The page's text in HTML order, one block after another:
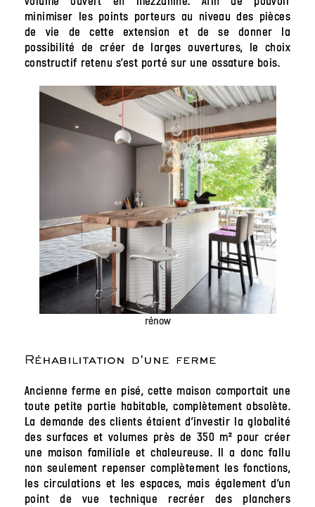
minimiser les points porteurs au niveau des pièces
de vie de cette extension et de se donner la
possibilité de créer de larges ouvertures, le choix
constructif retenu s’est porté sur une ossature bois.
rénow
Réhabilitation d'une ferme
Ancienne ferme en pisé, cette maison comportait une
toute petite partie habitable, complètement obsolète.
La demande des clients étaient d’investir la globalité
des surfaces et volumes près de 350 m² pour créer
une maison familiale et chaleureuse. Il a donc fallu
non seulement repenser complètement les fonctions,
les circulations et les espaces, mais également d’un
point de vue technique recréer des planchers